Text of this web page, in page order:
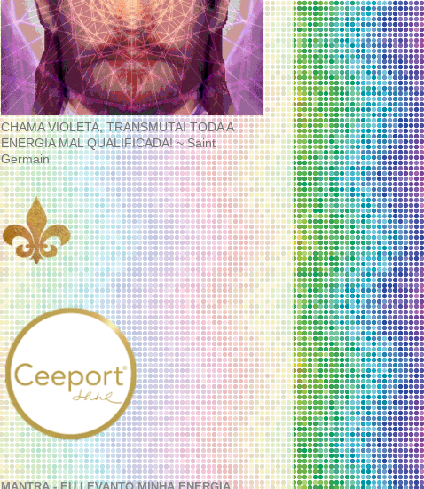
CHAMA VIOLETA, TRANSMUTAI TODA A
ENERGIA MAL QUALIFICADA! ~ Saint
Germain
MANTRA - EU LEVANTO MINHA ENERGIA